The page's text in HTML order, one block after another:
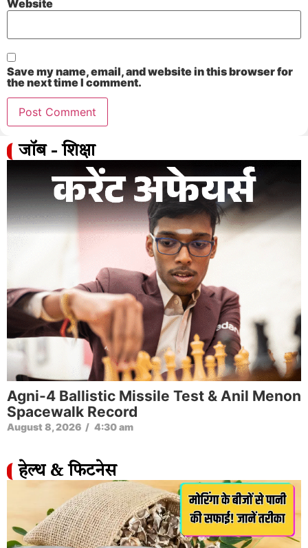
Website
Save my name, email, and website in this browser for
the next time I comment.
जॉब - शिक्षा
Agni-4 Ballistic Missile Test & Anil Menon
Spacewalk Record
August 8, 2026 / 4:30 am
हेल्थ & फिटनेस